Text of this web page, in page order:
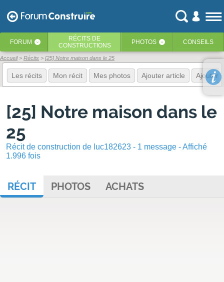
FORUM ‹ RÉCITS DE
CONSTRUCTIONS
PHOTOS ‹ CONSEILS
Accueil Récits [25] Notre maison dans le 25
Les récits Mon récit Mes photos Ajouter article Ajouter
[25] Notre maison dans le
25
Récit de construction de luc182623 - 1 message - Affiché
1.996 fois
RÉCIT PHOTOS ACHATS